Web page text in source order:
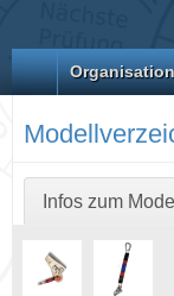
Organisation
Infos zum Modell